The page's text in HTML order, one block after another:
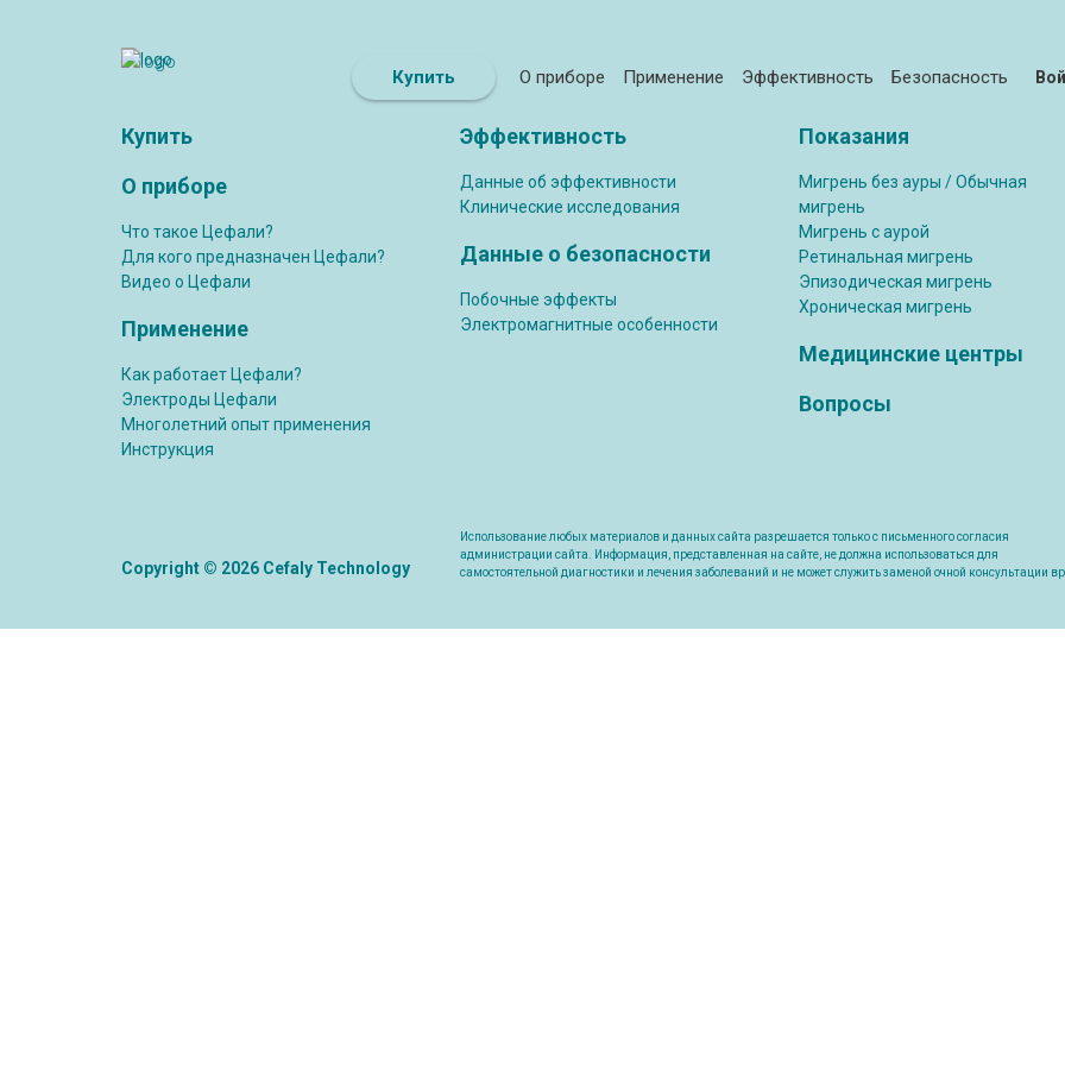
Купить О приборе Применение Эффективность Безопасность
Купить
О приборе
Что такое Цефали?
Для кого предназначен Цефали?
Видео о Цефали
Применение
Как работает Цефали?
Электроды Цефали
Многолетний опыт применения
Инструкция
Эффективность
Данные об эффективности
Клинические исследования
Данные о безопасности
Побочные эффекты
Электромагнитные особенности
Показания
Мигрень без ауры / Обычная
мигрень
Мигрень с аурой
Ретинальная мигрень
Эпизодическая мигрень
Хроническая мигрень
Медицинские центры
Вопросы
Copyright © 2026 Cefaly Technology
Использование любых материалов и данных сайта разрешается только с письменного согласия
администрации сайта. Информация, представленная на сайте, не должна использоваться для
самостоятельной диагностики и лечения заболеваний и не может служить заменой очной консультации